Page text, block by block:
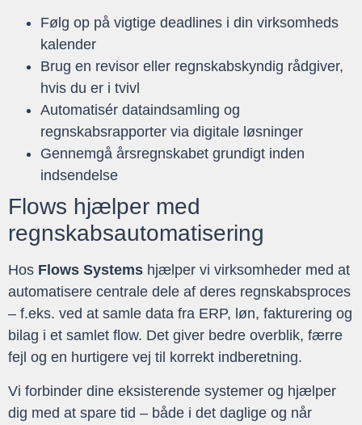
Følg op på vigtige deadlines i din virksomheds
kalender
Brug en revisor eller regnskabskyndig rådgiver,
hvis du er i tvivl
Automatisér dataindsamling og
regnskabsrapporter via digitale løsninger
Gennemgå årsregnskabet grundigt inden
indsendelse
Flows hjælper med
regnskabsautomatisering
Hos Flows Systems hjælper vi virksomheder med at
automatisere centrale dele af deres regnskabsproces
– f.eks. ved at samle data fra ERP, løn, fakturering og
bilag i et samlet flow. Det giver bedre overblik, færre
fejl og en hurtigere vej til korrekt indberetning.
Vi forbinder dine eksisterende systemer og hjælper
dig med at spare tid – både i det daglige og når